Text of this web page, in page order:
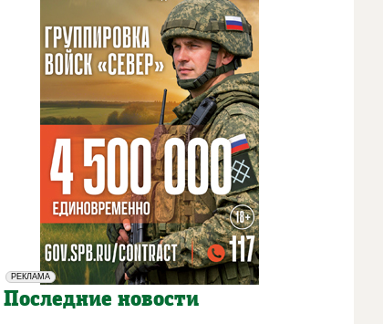
РЕКЛАМА
Социальная реклама
Последние новости